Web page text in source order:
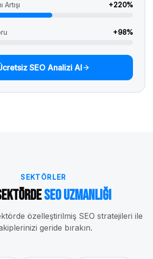
+220%
+98%
SEO Analizi Al
SEKTÖRLER
SEO Uzmanlığı
özelleştirilmiş SEO stratejileri ile
geride bırakın.